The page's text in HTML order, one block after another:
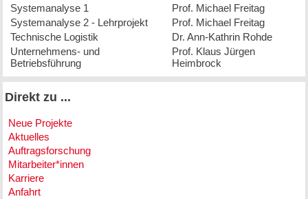
System­analyse 1
Prof. Michael Freitag
System­analyse 2 - Lehrprojekt
Prof. Michael Freitag
Technische Logistik
Dr. Ann-Kathrin Rohde
Unternehmens- und
Betriebsführung
Prof. Klaus Jürgen
Heimbrock
Direkt zu ...
Neue Projekte
Aktuelles
Auftragsforschung
Mitarbeiter*innen
Karriere
Anfahrt